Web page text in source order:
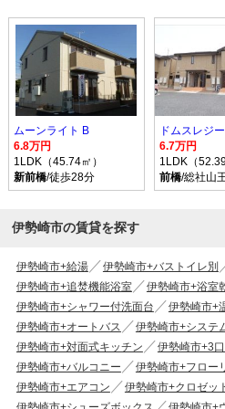
ムーンライト B
6.8万円
1LDK（45.74㎡）
新前橋/徒歩28分
ドムスレジ
6.7万円
1LDK（52.39
前橋/総社山
伊勢崎市の賃貸を探す
伊勢崎市+給湯 伊勢崎市+バストイレ別
伊勢崎市+追焚機能浴室
伊勢崎市+浴室
伊勢崎市+シャワー付洗面台
伊勢崎市+
伊勢崎市+オートバス
伊勢崎市+システ
伊勢崎市+対面式キッチン
伊勢崎市+3
伊勢崎市+バルコニー
伊勢崎市+フロー
伊勢崎市+エアコン
伊勢崎市+クロゼッ